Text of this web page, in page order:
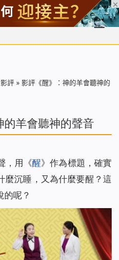
基督徒見證 信仰解答 聖經
評 » 影評《醒》：神的羊會聽神的
羊會聽神的聲音
，用《醒》作為標題，確實
麼沉睡，又為什麼要醒？這
的呢？